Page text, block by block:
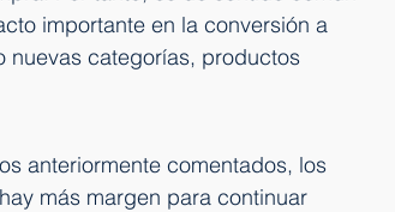
importante en la conversión a
nuevas categorías, productos
anteriormente comentados, los
más margen para continuar